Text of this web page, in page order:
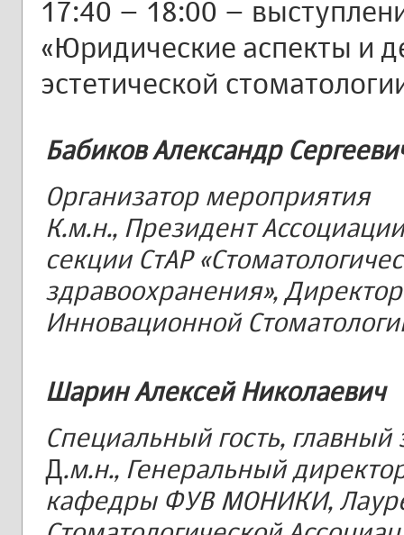
17:40 – 18:00 –
«Юридические аспекты и
эстетической
Бабиков Александр
Организатор мероприятия
К.м.н., Президент
секции СтАР
здравоохранения»,
Инновационной
Шарин Алексей Николаевич
Специальный гость,
Д.м.н., Генеральный
кафедры ФУВ МОНИКИ,